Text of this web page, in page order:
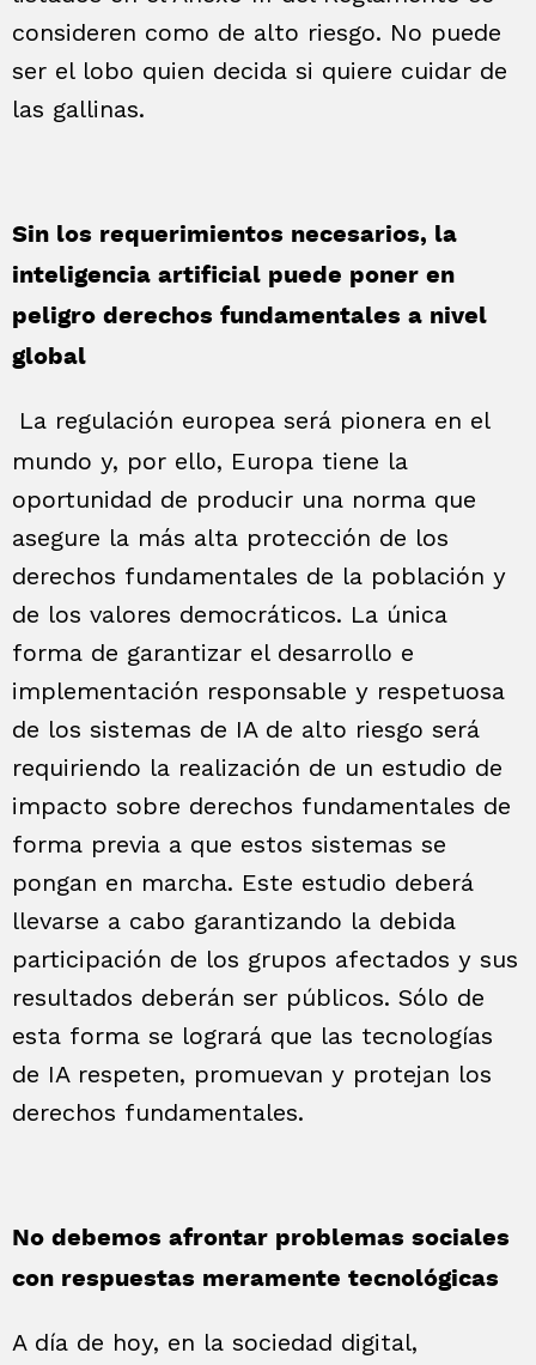
consideren como de alto riesgo. No puede
ser el lobo quien decida si quiere cuidar de
las gallinas.
Sin los requerimientos necesarios, la
inteligencia artificial puede poner en
peligro derechos fundamentales a nivel
global
La regulación europea será pionera en el
mundo y, por ello, Europa tiene la
oportunidad de producir una norma que
asegure la más alta protección de los
derechos fundamentales de la población y
de los valores democráticos. La única
forma de garantizar el desarrollo e
implementación responsable y respetuosa
de los sistemas de IA de alto riesgo será
requiriendo la realización de un estudio de
impacto sobre derechos fundamentales de
forma previa a que estos sistemas se
pongan en marcha. Este estudio deberá
llevarse a cabo garantizando la debida
participación de los grupos afectados y sus
resultados deberán ser públicos. Sólo de
esta forma se logrará que las tecnologías
de IA respeten, promuevan y protejan los
derechos fundamentales.
No debemos afrontar problemas sociales
con respuestas meramente tecnológicas
A día de hoy, en la sociedad digital,